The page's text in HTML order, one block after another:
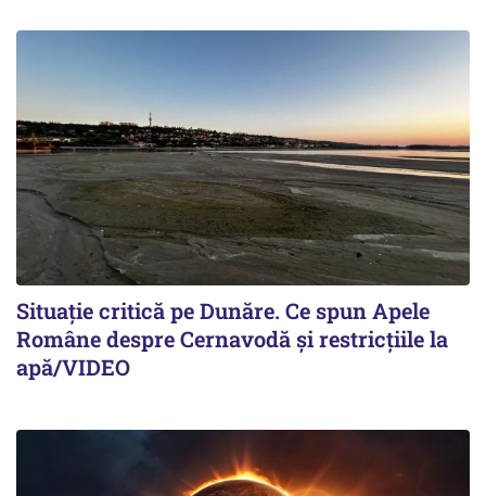
Situație critică pe Dunăre. Ce spun Apele
Române despre Cernavodă și restricțiile la
apă/VIDEO